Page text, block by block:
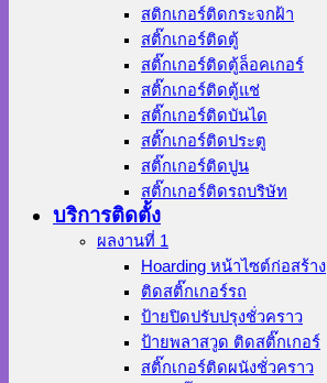
สติกเกอร์ติดกระจกฝ้า
สติ๊กเกอร์ติดตู้
สติ๊กเกอร์ติดตู้ล็อคเกอร์
สติ๊กเกอร์ติดตู้แช่
สติ๊กเกอร์ติดบันได
สติ๊กเกอร์ติดประตู
สติ๊กเกอร์ติดปูน
สติ๊กเกอร์ติดรถบริษัท
บริการติดตั้ง
ผลงานที่ 1
Hoarding หน้าไซต์ก่อสร้าง
ติดสติ๊กเกอร์รถ
ป้ายปิดปรับปรุงชั่วคราว
ป้ายพลาสวูด ติดสติ๊กเกอร์
สติ๊กเกอร์ติดผนังชั่วคราว